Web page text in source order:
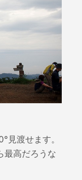
見渡せます。
最高だろうな